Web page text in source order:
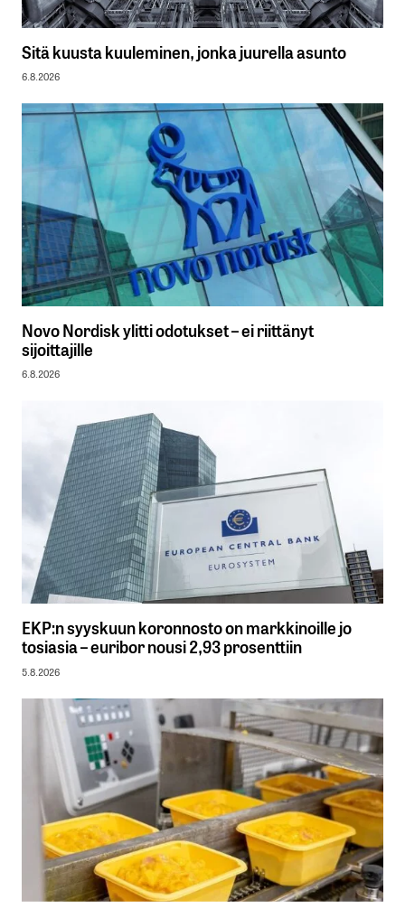
Sitä kuusta kuuleminen, jonka juurella asunto
6.8.2026
Novo Nordisk ylitti odotukset – ei riittänyt
sijoittajille
6.8.2026
EKP:n syyskuun koronnosto on markkinoille jo
tosiasia – euribor nousi 2,93 prosenttiin
5.8.2026